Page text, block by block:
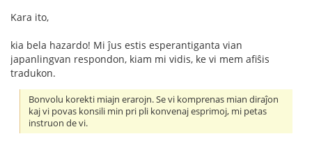
Kara ito,
kia bela hazardo! Mi ĵus estis esperantiganta vian
japanlingvan respondon, kiam mi vidis, ke vi mem afiŝis
tradukon.
Bonvolu korekti miajn erarojn. Se vi komprenas mian diraĵon
kaj vi povas konsili min pri pli konvenaj esprimoj, mi petas
instruon de vi.